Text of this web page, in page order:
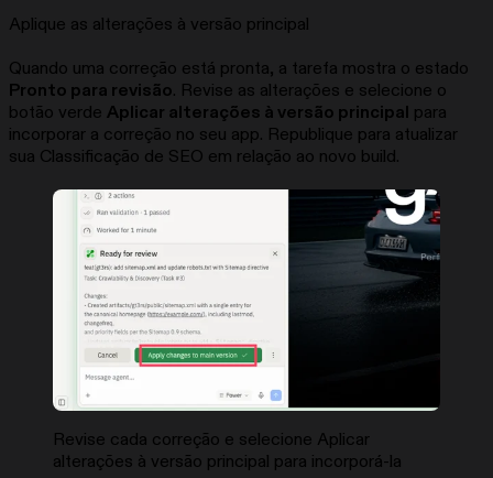
Aplique as alterações à versão principal
Quando uma correção está pronta, a tarefa mostra o estado
Pronto para revisão. Revise as alterações e selecione o
botão verde Aplicar alterações à versão principal para
incorporar a correção no seu app. Republique para atualizar
sua Classificação de SEO em relação ao novo build.
Revise cada correção e selecione Aplicar
alterações à versão principal para incorporá-la